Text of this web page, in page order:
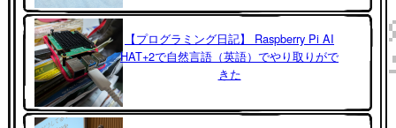
【プログラミング日記】 Raspberry Pi AI
HAT+2で自然言語（英語）でやり取りがで
きた